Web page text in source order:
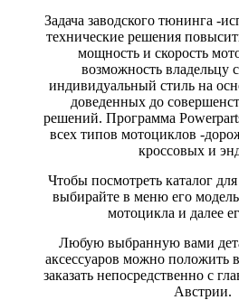
Задача заводского тюнинга -
технические решения
мощность и скорость
возможность владельцу
индивидуальный стиль на
доведенных до
решений. Программа
всех типов мотоциклов -
кроссовых и
Чтобы посмотреть каталог
выбирайте в меню его
мотоцикла и далее
Любую выбранную вами
аксессуаров можно положить
заказать непосредственно с
Австрии.